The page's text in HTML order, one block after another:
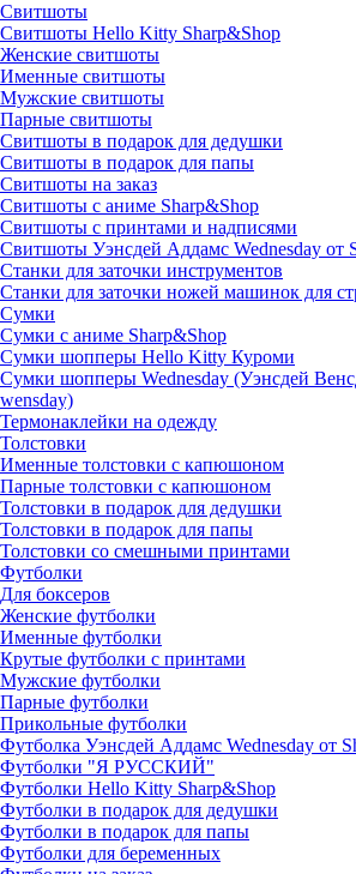
Свитшоты
Cвитшоты Hello Kitty Sharp&Shop
Женские свитшоты
Именные свитшоты
Мужские свитшоты
Парные свитшоты
Свитшоты в подарок для дедушки
Свитшоты в подарок для папы
Свитшоты на заказ
Свитшоты с аниме Sharp&Shop
Свитшоты с принтами и надписями
Свитшоты Уэнсдей Аддамс Wednesday от
Станки для заточки инструментов
Станки для заточки ножей машинок для
Сумки
Сумки с аниме Sharp&Shop
Сумки шопперы Hello Kitty Куроми
Сумки шопперы Wednesday (Уэнсдей
wensday)
Термонаклейки на одежду
Толстовки
Именные толстовки с капюшоном
Парные толстовки с капюшоном
Толстовки в подарок для дедушки
Толстовки в подарок для папы
Толстовки со смешными принтами
Футболки
Для боксеров
Женские футболки
Именные футболки
Крутые футболки с принтами
Мужские футболки
Парные футболки
Прикольные футболки
Футболка Уэнсдей Аддамс Wednesday от
Футболки "Я РУССКИЙ"
Футболки Hello Kitty Sharp&Shop
Футболки в подарок для дедушки
Футболки в подарок для папы
Футболки для беременных